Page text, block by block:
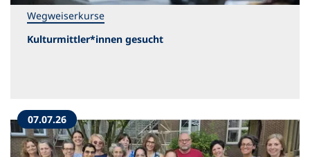
Wegweiserkurse
Kulturmittler*innen gesucht
07.07.26